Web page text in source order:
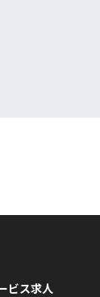
ビス求人